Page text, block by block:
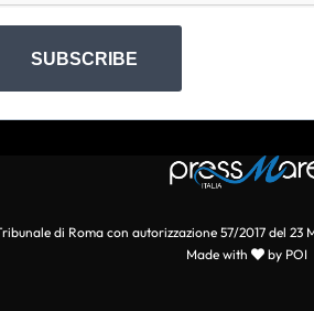
SUBSCRIBE
di Roma con autorizzazione 57/2017 del 23
Made with
by POI